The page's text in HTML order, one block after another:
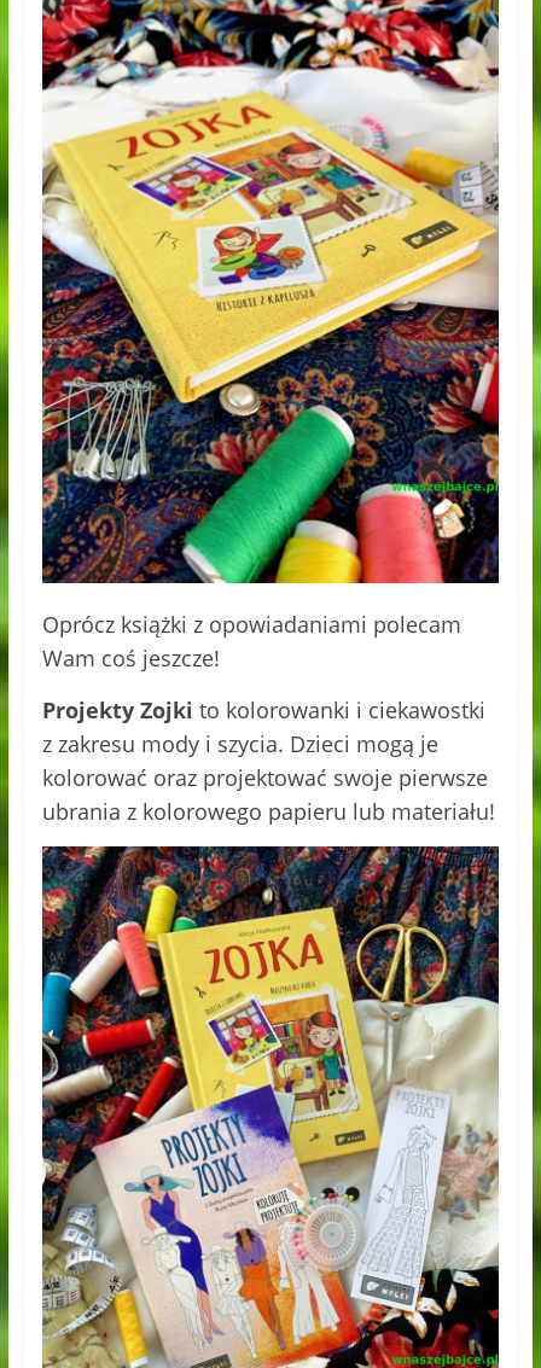
Oprócz książki z opowiadaniami polecam
Wam coś jeszcze!
Projekty Zojki to kolorowanki i ciekawostki
z zakresu mody i szycia. Dzieci mogą je
kolorować oraz projektować swoje pierwsze
ubrania z kolorowego papieru lub materiału!